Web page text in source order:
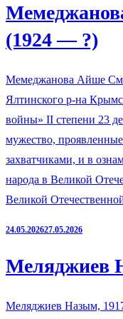
(1924 — ?)
Мемеджанова Айше
Ялтинского р-на
войны» II степени 23
мужество,
захватчиками, и в
народа в Великой
Великой
24.05.202627.05.2026
Меляджиев
Меляджиев Назым,